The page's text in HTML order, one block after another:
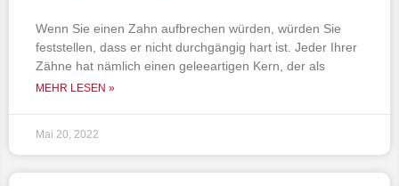
Wenn Sie einen Zahn aufbrechen würden, würden Sie
feststellen, dass er nicht durchgängig hart ist. Jeder Ihrer
Zähne hat nämlich einen geleeartigen Kern, der als
MEHR LESEN »
Mai 20, 2022